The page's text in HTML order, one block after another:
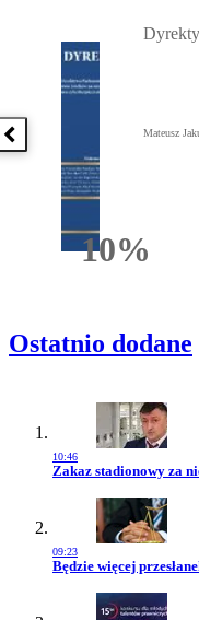
Poprzednia książka
10%
Mateusz
Ostatnio dodane
10:46
Przejdź do artykułu:
Zakaz stadionowy za
09:23
Przejdź do artykułu:
Będzie więcej